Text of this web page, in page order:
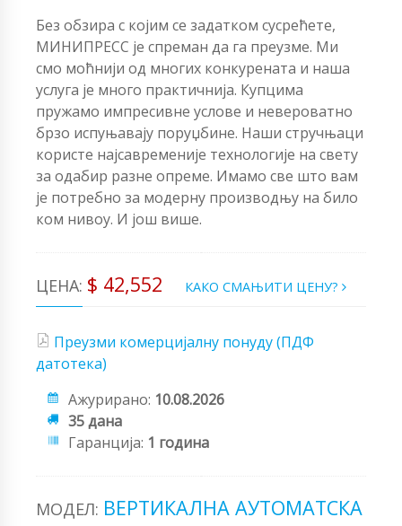
Без обзира с којим се задатком сусрећете,
МИНИПРЕСС је спреман да га преузме. Ми
смо моћнији од многих конкурената и наша
услуга је много практичнија. Купцима
пружамо импресивне услове и невероватно
брзо испуњавају поруџбине. Наши стручњаци
користе најсавременије технологије на свету
за одабир разне опреме. Имамо све што вам
је потребно за модерну производњу на било
ком нивоу. И још више.
ЦЕНА: $ 42,552 КАКО СМАЊИТИ ЦЕНУ?
Преузми комерцијалну понуду (ПДФ
датотека)
Ажурирано: 10.08.2026
35 дана
Гаранција: 1 година
МОДЕЛ: ВЕРТИКАЛНА АУТОМАТСКА